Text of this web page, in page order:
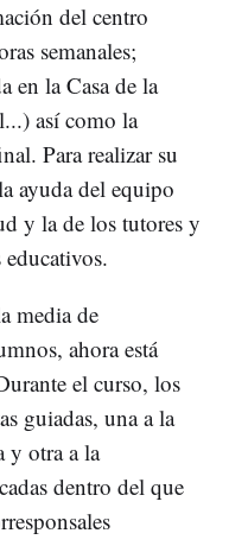
del centro
semanales;
en la Casa de la
así como la
Para realizar su
ayuda del equipo
y la de los tutores y
media de
ahora está
el curso, los
guiadas, una a la
y otra a la
dentro del que